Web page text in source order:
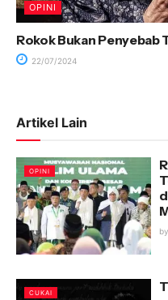
OPINI
Rokok Bukan Penyebab
22/07/2024
Artikel Lain
OPINI
by
CUKAI